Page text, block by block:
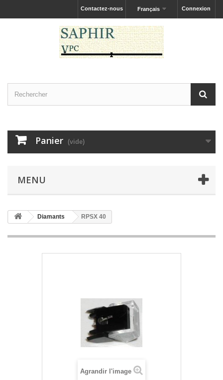
Connexion
Français
Contactez-nous
Panier (vide)
MENU
Diamants RPSX 40
Agrandir l'image